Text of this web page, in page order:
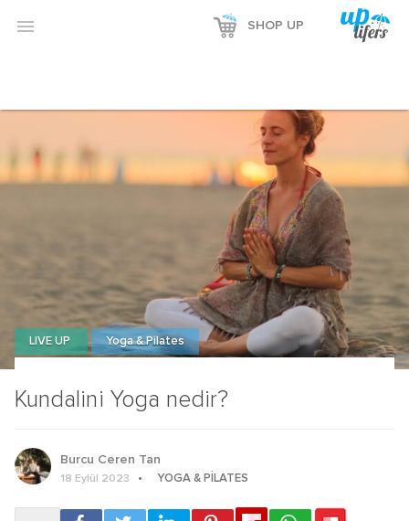
Reklamı Göster
Reklamı Gizle
 SHOP UP
Kundalini Yoga nedir?
LIVE UP Yoga & Pilates
Burcu Ceren Tan
18 Eylül 2023 YOGA & PILATES